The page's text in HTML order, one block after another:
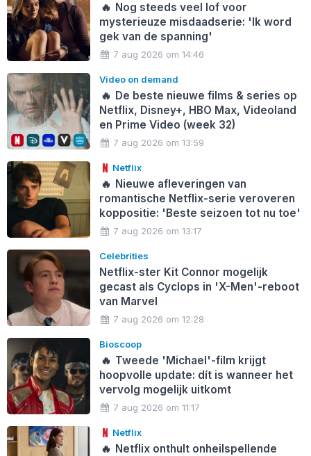
🔥 Nog steeds veel lof voor
mysterieuze misdaadserie: 'Ik word
gek van de spanning'
7 aug 2026 om 14:46
Video on demand
🔥 De beste nieuwe films & series op
Netflix, Disney+, HBO Max, Videoland
en Prime Video (week 32)
7 aug 2026 om 13:59
Netflix
🔥 Nieuwe afleveringen van
romantische Netflix-serie veroveren
koppositie: 'Beste seizoen tot nu toe'
7 aug 2026 om 13:17
Celebrities
Netflix-ster Kit Connor mogelijk
gecast als Cyclops in 'X-Men'-reboot
van Marvel
7 aug 2026 om 12:28
Bioscoop
🔥 Tweede 'Michael'-film krijgt
hoopvolle update: dít is wanneer het
vervolg mogelijk uitkomt
7 aug 2026 om 11:17
Netflix
🔥 Netflix onthult onheilspellende